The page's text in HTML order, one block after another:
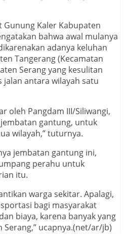
Kaler Kabupaten
bahwa awal mulanya
adanya keluhan
Tangerang (Kecamatan
Serang yang kesulitan
antara wilayah satu
oleh Pangdam III/Siliwangi,
gantung, untuk
wilayah,” tuturnya.
jembatan gantung ini,
perahu untuk
itu.
warga sekitar. Apalagi,
bagi masyarakat
biaya, karena banyak yang
ucapnya.(net/ar/jb)